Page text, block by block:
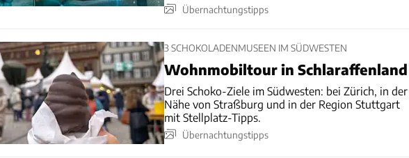
Übernachtungstipps
3 SCHOKOLADENMUSEEN IM SÜDWESTEN
Wohnmobiltour in Schlaraffenland
Drei Schoko-Ziele im Südwesten: bei Zürich, in der
Nähe von Straßburg und in der Region Stuttgart
mit Stellplatz-Tipps.
Übernachtungstipps